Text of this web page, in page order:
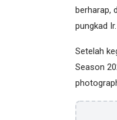
berharap,
pungkad
Setelah
Season